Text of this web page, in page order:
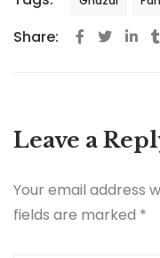
Share:
Leave a
Your email address
fields are marked *